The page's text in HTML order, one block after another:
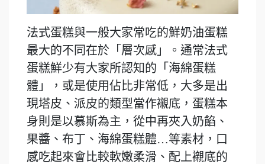
法式蛋糕與一般大家常吃的鮮奶油蛋糕
最大的不同在於「層次感」。通常法式
蛋糕鮮少有大家所認知的「海綿蛋糕
體」，或是使用佔比非常低，大多是出
現塔皮、派皮的類型當作襯底，蛋糕本
身則是以慕斯為主，從中再夾入奶餡、
果醬、布丁、海綿蛋糕體…等素材，口
感吃起來會比較軟嫩柔滑、配上襯底的